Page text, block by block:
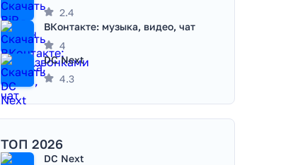
2.4
ВКонтакте: музыка, видео, чат
4
DC Next
4.3
ТОП 2026
DC Next